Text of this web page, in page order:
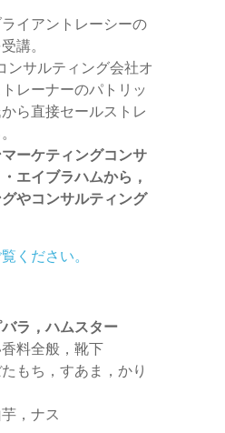
イアントレーシーの
講。
ンサルティング会社オ
レーナーのパトリッ
ら直接セールストレ
ーケティングコンサ
エイブラハムから，
やコンサルティング
ください。
ラ，ハムスター
料全般，靴下
もち，すあま，かり
，ナス